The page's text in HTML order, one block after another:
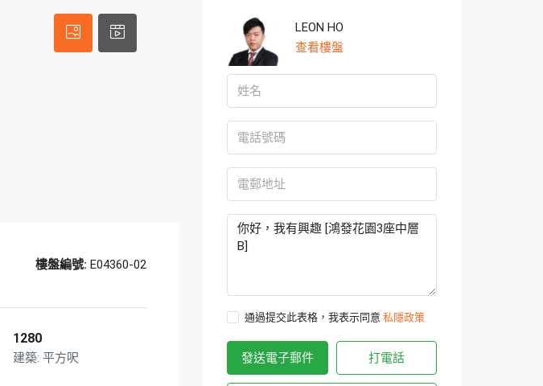
樓盤編號: E04360-02
1280
平方呎
LEON HO
查看樓盤
通過提交此表格，我表示同意 私隱政策
發送電子郵件 打電話